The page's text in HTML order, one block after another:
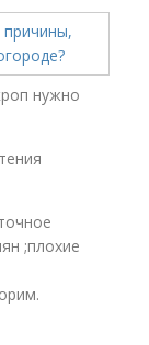
нужно
;плохие